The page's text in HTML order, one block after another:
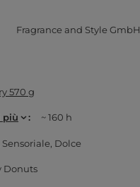
Fragrance and Style GmbH
570 g
più ~ 160 h
Sensoriale Dolce
Donuts